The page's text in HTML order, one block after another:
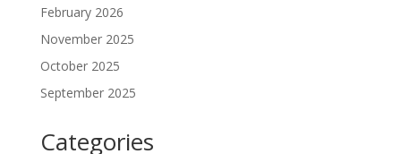
February 2026
November 2025
October 2025
September 2025
Categories